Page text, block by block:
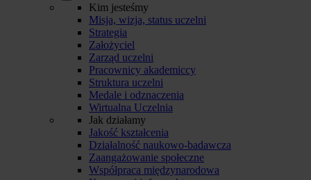
Kim jesteśmy
Misja, wizja, status uczelni
Strategia
Założyciel
Zarząd uczelni
Pracownicy akademiccy
Struktura uczelni
Medale i odznaczenia
Wirtualna Uczelnia
Jak działamy
Jakość kształcenia
Działalność naukowo-badawcza
Zaangażowanie społeczne
Współpraca międzynarodowa